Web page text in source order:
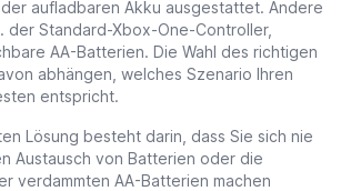
aufladbaren Akku ausgestattet. Andere
der Standard-Xbox-One-Controller,
AA-Batterien. Die Wahl des richtigen
abhängen, welches Szenario Ihren
entspricht.
Lösung besteht darin, dass Sie sich nie
Austausch von Batterien oder die
verdammten AA-Batterien machen